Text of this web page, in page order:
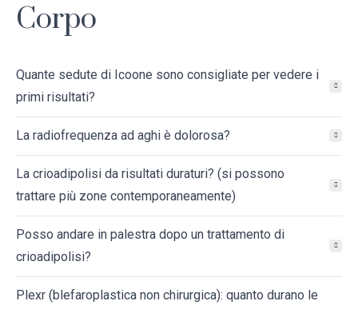
Corpo
Quante sedute di Icoone sono consigliate per vedere i
primi risultati?
La radiofrequenza ad aghi è dolorosa?
La crioadipolisi da risultati duraturi? (si possono
trattare più zone contemporaneamente)
Posso andare in palestra dopo un trattamento di
crioadipolisi?
Plexr (blefaroplastica non chirurgica): quanto durano le